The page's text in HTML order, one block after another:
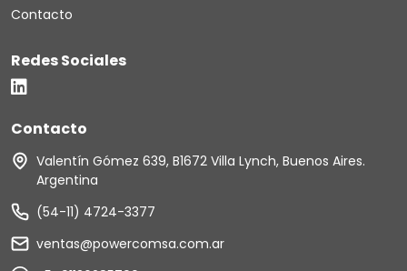
Contacto
Redes Sociales
Contacto
Valentín Gómez 639, B1672 Villa Lynch, Buenos Aires.
Argentina
(54-11) 4724-3377
ventas@powercomsa.com.ar